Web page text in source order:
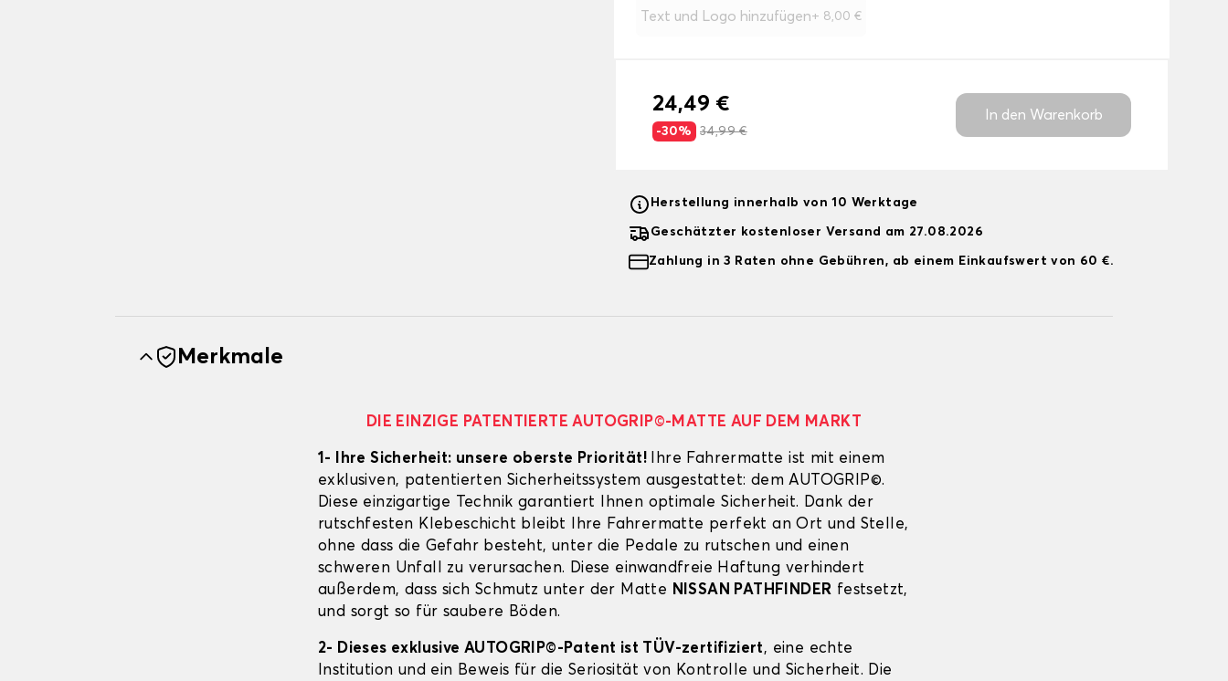
Text und Logo hinzufügen+ 8,00 €
24,49 €
-30% 34,99 €
In den Warenkorb
Herstellung innerhalb von 10 Werktage
Geschätzter kostenloser Versand am 27.08.2026
Zahlung in 3 Raten ohne Gebühren, ab einem Einkaufswert von 60 €.
Merkmale
DIE EINZIGE PATENTIERTE AUTOGRIP©-MATTE AUF DEM MARKT
1- Ihre Sicherheit: unsere oberste Priorität! Ihre Fahrermatte ist mit einem
exklusiven, patentierten Sicherheitssystem ausgestattet: dem AUTOGRIP©.
Diese einzigartige Technik garantiert Ihnen optimale Sicherheit. Dank der
rutschfesten Klebeschicht bleibt Ihre Fahrermatte perfekt an Ort und Stelle,
ohne dass die Gefahr besteht, unter die Pedale zu rutschen und einen
schweren Unfall zu verursachen. Diese einwandfreie Haftung verhindert
außerdem, dass sich Schmutz unter der Matte NISSAN PATHFINDER festsetzt,
und sorgt so für saubere Böden.
2- Dieses exklusive AUTOGRIP©-Patent ist TÜV-zertifiziert, eine echte
Institution und ein Beweis für die Seriosität von Kontrolle und Sicherheit. Die